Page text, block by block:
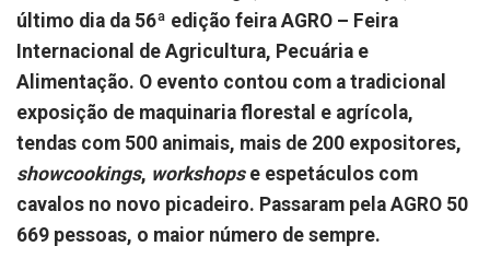
último dia da 56ª edição feira AGRO – Feira
Internacional de Agricultura, Pecuária e
Alimentação. O evento contou com a tradicional
exposição de maquinaria florestal e agrícola,
tendas com 500 animais, mais de 200 expositores,
showcookings, workshops e espetáculos com
cavalos no novo picadeiro. Passaram pela AGRO 50
669 pessoas, o maior número de sempre.